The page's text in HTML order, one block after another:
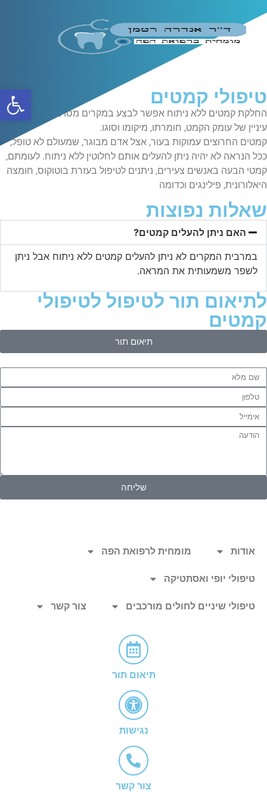
טיפולי קמטים
החלקת קמטים ללא ניתוח אפשר לבצע במקרים מסוימים. זה הכל
עיניין של עומק הקמט, חומרתו, מיקומו וסוגו.
קמטים החרוצים עמוקות בעור, אצל אדם מבוגר, שמעולם לא טופל,
ככל הנראה לא יהיה ניתן להעלים אותם לחלוטין ללא ניתוח. לעומתם,
קמטי הבעה באנשים צעירים, ניתנים לטיפול בעזרת בוטוקוס, חומצה
היאלורונית, פילינגים וכדומה
שאלות נפוצות
האם ניתן להעלים קמטים?
במרבית המקרים לא ניתן להעלים קמטים ללא ניתוח אבל ניתן
לשפר משמעותית את המראה.
לתיאום תור לטיפול לטיפולי
קמטים
תיאום תור
שליחה
אודות מומחית לרפואת הפה
טיפולי יופי ואסתטיקה
טיפולי שיניים לחולים מורכבים צור קשר
תיאום תור
נגישות
צור קשר